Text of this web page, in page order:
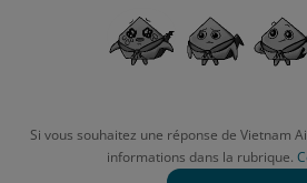
Si vous souhaitez une réponse de Vietnam
informations dans la rubrique.